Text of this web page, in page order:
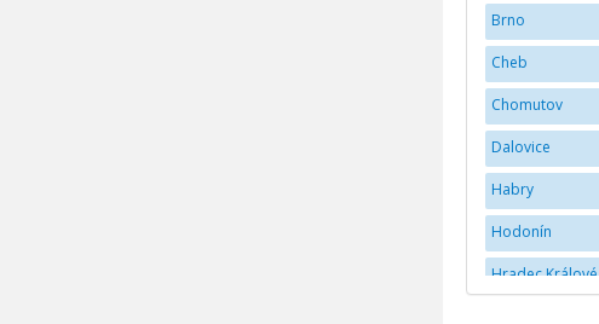
Brno
Cheb
Chomutov
Dalovice
Habry
Hodonín
Hradec Králové